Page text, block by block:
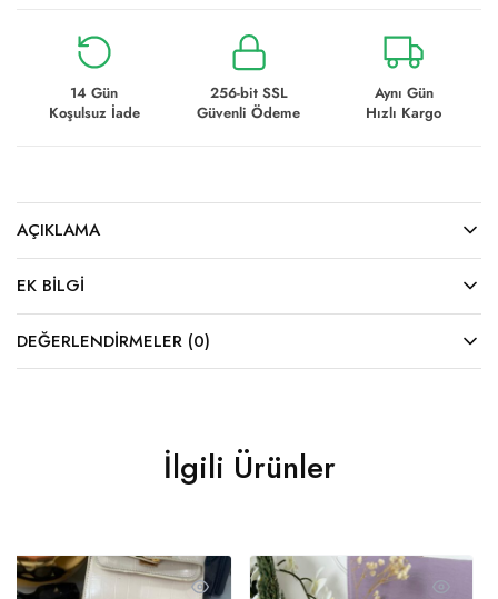
14 Gün
Koşulsuz İade
256-bit SSL
Güvenli Ödeme
Aynı Gün
Hızlı Kargo
AÇIKLAMA
EK BILGI
DEĞERLENDIRMELER (0)
İlgili Ürünler